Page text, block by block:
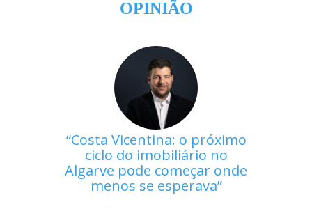
OPINIÃO
Costa Vicentina: o próximo
ciclo do imobiliário no
Algarve pode começar onde
menos se esperava